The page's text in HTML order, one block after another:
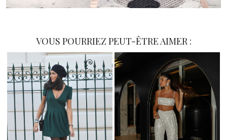
VOUS POURRIEZ PEUT-ÊTRE AIMER :